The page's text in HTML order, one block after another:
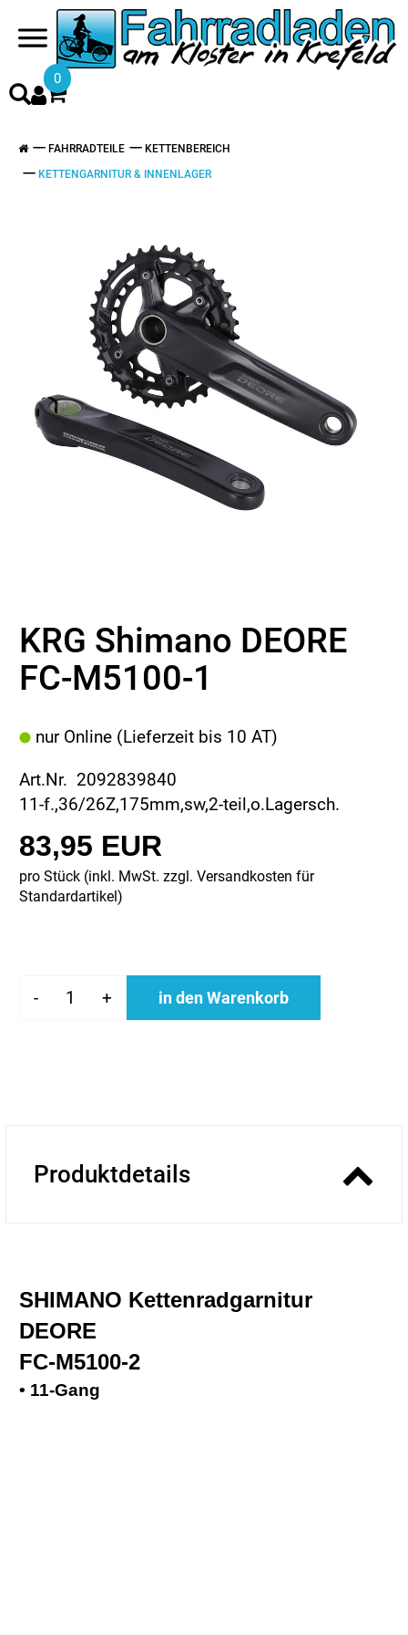
0
FAHRRADTEILE
KETTENBEREICH
KETTENGARNITUR & INNENLAGER
KRG Shimano DEORE
FC-M5100-1
nur Online (Lieferzeit bis 10 AT)
Art.Nr. 2092839840
11-f.,36/26Z,175mm,sw,2-teil,o.Lagersch.
83,95 EUR
pro Stück (inkl. MwSt. zzgl. Versandkosten für
Standardartikel)
- + in den Warenkorb
Produktdetails
SHIMANO Kettenradgarnitur
DEORE
FC-M5100-2
• 11-Gang